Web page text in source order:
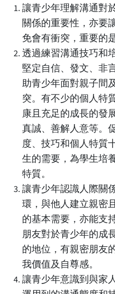
讓青少年理解溝通對
關係的重要性，亦要
免會有衝突，重要的
透過練習溝通技巧和
堅定自信、發文、非
助青少年面對親子間
突。有不少的個人特
康且充足的成長的發
真誠、善解人意等。
度、技巧和個人特質
生的需要，為學生培
特質。
讓青少年認識人際關
環，與他人建立親密
的基本需要，亦能支
朋友對於青少年的成
的地位，有親密朋友
我價值及自尊感。
讓青少年意識到與家